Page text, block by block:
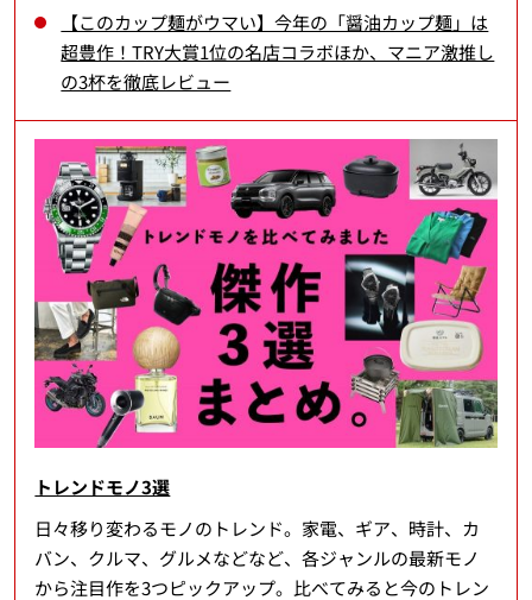
【このカップ麺がウマい】今年の「醤油カップ麺」は
超豊作！TRY大賞1位の名店コラボほか、マニア激推し
の3杯を徹底レビュー
トレンドモノ3選
日々移り変わるモノのトレンド。家電、ギア、時計、カ
バン、クルマ、グルメなどなど、各ジャンルの最新モノ
から注目作を3つピックアップ。比べてみると今のトレン